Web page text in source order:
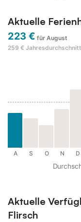
Aktuelle
223 € für August
259 € Jahresdurchschnitt
A S O N D
Aktuelle
Flirsch